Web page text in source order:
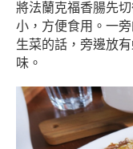
將法蘭克福香腸先
小，方便食用。一
生菜的話，旁邊放
味。